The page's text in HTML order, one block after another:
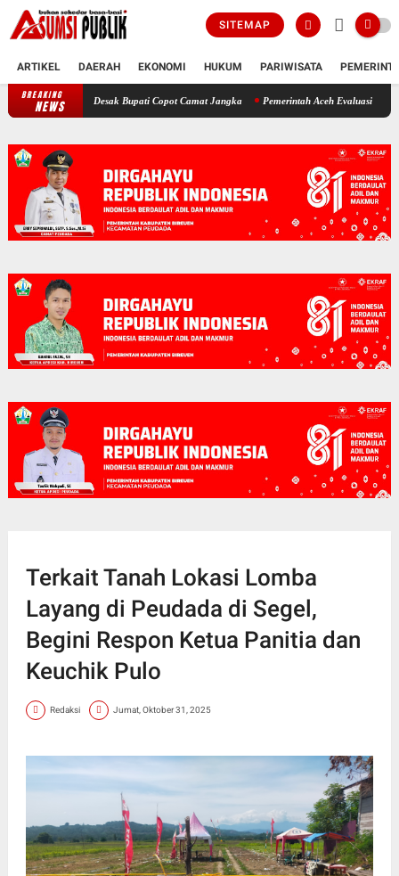
SITEMAP
ARTIKEL DAERAH EKONOMI HUKUM PARIWISATA
BREAKING
NEWS Polemik SKT Korban Bencana di Bireuen: Pimpinan DPRK Desak
Terkait Tanah Lokasi Lomba
Layang di Peudada di Segel,
Begini Respon Ketua Panitia dan
Keuchik Pulo
Redaksi Jumat, Oktober 31, 2025